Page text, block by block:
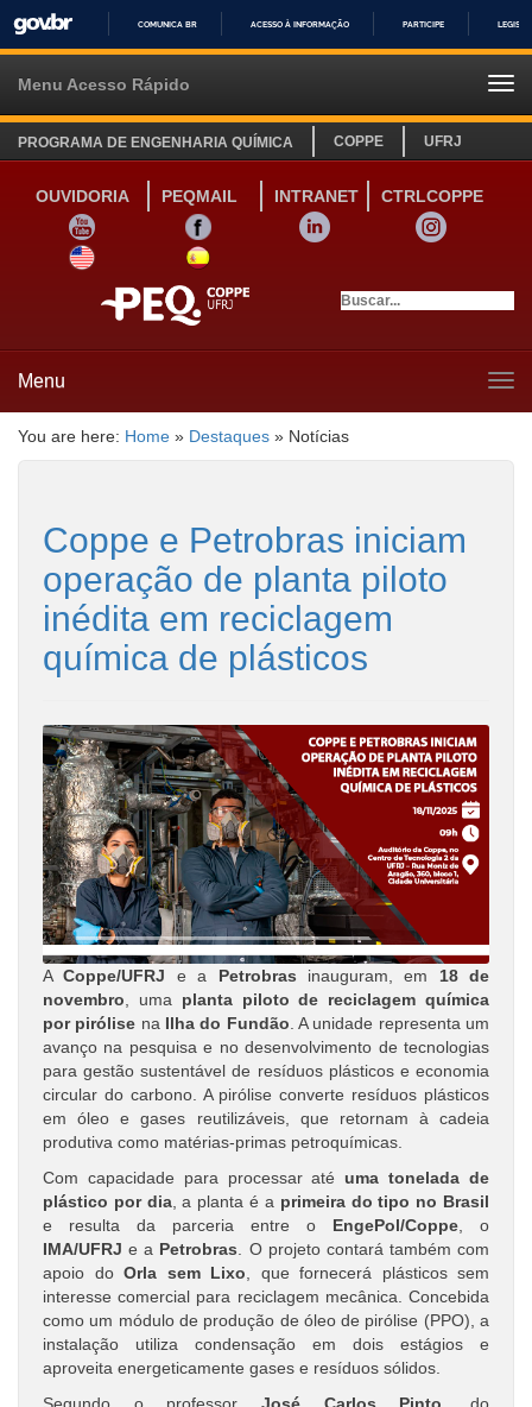
IR
COMUNICA BR ACESSO À INFORMAÇÃO PARTICIPE
Menu Acesso Rápido
PROGRAMA DE ENGENHARIA QUÍMICA COPPE UFRJ
OUVIDORIA PEQMAIL INTRANET
CTRLCOPPE
YOUTUBE
FACEBOOK LINKEDIN
INSTAGRAM
SITE INGLÊS
LINK SITE ESPANHOL
Menu
You are here: Home » Destaques » Notícias
Coppe e Petrobras iniciam
operação de planta piloto
inédita em reciclagem
química de plásticos
ACoppe/UFRJ e a Petrobras inauguram, em 18 de
novembro , uma planta piloto de reciclagem química
por pirólise na Ilha do Fundão . A unidade representa um
avanço na pesquisa e no desenvolvimento de tecnologias
para gestão sustentável de resíduos plásticos e economia
circular do carbono. A pirólise converte resíduos plásticos
em óleo e gases reutilizáveis, que retornam à cadeia
produtiva como matérias-primas petroquímicas.
Com capacidade para processar até uma tonelada de
plástico por dia, a planta é a primeira do tipo no Brasil
e resulta da parceria entre o EngePol/Coppe , o
IMA/UFRJ e a Petrobras . O projeto contará também com
apoio do Orla sem Lixo , que fornecerá plásticos sem
interesse comercial para reciclagem mecânica. Concebida
como um módulo de produção de óleo de pirólise (PPO), a
instalação utiliza condensação em dois estágios e
aproveita energeticamente gases e resíduos sólidos.